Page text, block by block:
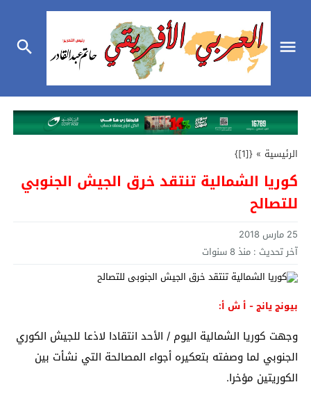
الرئيسية »
{[1]}
كوريا الشمالية تنتقد خرق الجيش الجنوبي
للتصالح
25 مارس 2018
آخر تحديث : منذ 8 سنوات
بيونج يانج - أ ش أ:
وجهت كوريا الشمالية اليوم / الأحد انتقادا لاذعا للجيش الكوري
الجنوبي لما وصفته بتعكيره أجواء المصالحة التي نشأت بين
الكوريتين مؤخرا.